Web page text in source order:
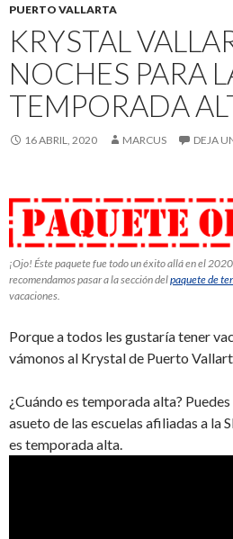
PUERTO VALLARTA
KRYSTAL
NOCHES PARA
TEMPORADA
16 ABRIL, 2020 MARCUS DEJA
¡Ojo! Éste paquete fue todo un éxito allá en el
recomendamos pasar a la sección delpaquete de
vacaciones.
Porque a todos les gustaría tener
vámonos al Krystal de Puerto
¿Cuándo es temporada alta?
asueto de las escuelas afiliadas a la
es temporada alta.